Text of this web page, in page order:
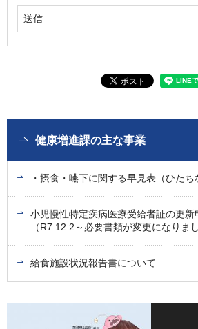
健康増進課の主な事業
・摂食・嚥下に関する早見表（ひたち
小児慢性特定疾病医療受給者証の更新
（R7.12.2～必要書類が変更になりま
給食施設状況報告書について